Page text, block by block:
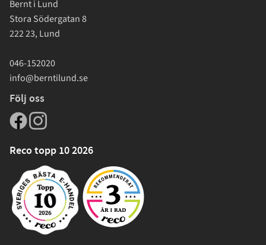
Bernt i Lund
Stora Södergatan 8
222 23, Lund
046-152020
info@berntilund.se
Följ oss
Reco topp 10 2026